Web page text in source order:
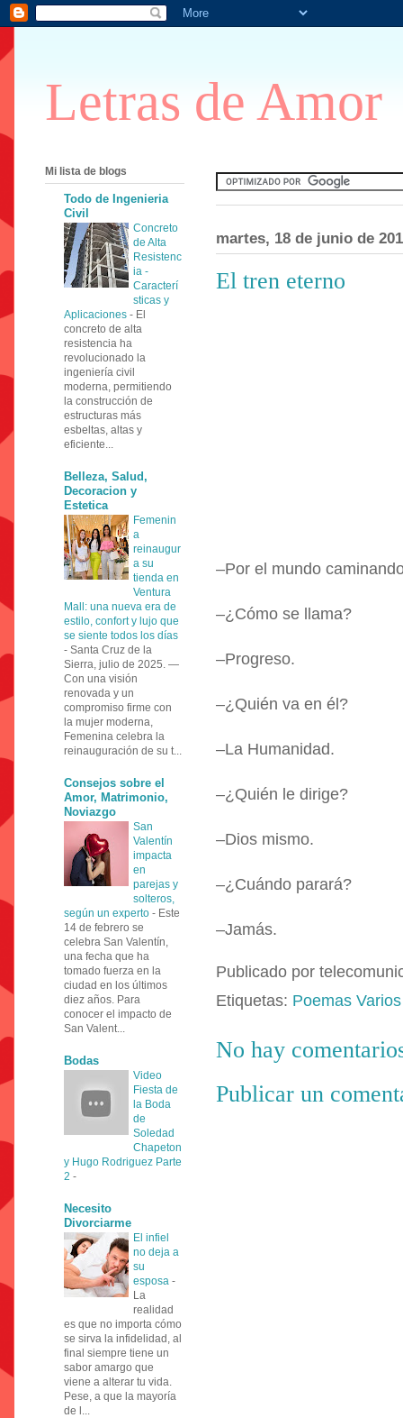
Letras de Amor
martes, 18 de junio de
El tren eterno
–Por el mundo
–¿Cómo se llama?
–Progreso.
–¿Quién va en él?
–La Humanidad.
–¿Quién le dirige?
–Dios mismo.
–¿Cuándo parará?
–Jamás.
Publicado por
Etiquetas: Poemas Varios
No hay
Publicar un
Mi lista de blogs
Todo de Ingenieria
Civil
Concreto
de Alta
Resistenc
ia -
Caracterí
sticas y
Aplicaciones - El
concreto de alta
resistencia ha
revolucionado la
ingeniería civil
moderna, permitiendo
la construcción de
estructuras más
esbeltas, altas y
eficiente...
Belleza, Salud,
Decoracion y
Estetica
Femenin
a
reinaugur
a su
tienda en
Ventura
Mall: una nueva era de
estilo, confort y lujo que
se siente todos los días
- Santa Cruz de la
Sierra, julio de 2025. —
Con una visión
renovada y un
compromiso firme con
la mujer moderna,
Femenina celebra la
reinauguración de su t...
Consejos sobre el
Amor, Matrimonio,
Noviazgo
San
Valentín
impacta
en
parejas y
solteros,
según un experto - Este
14 de febrero se
celebra San Valentín,
una fecha que ha
tomado fuerza en la
ciudad en los últimos
diez años. Para
conocer el impacto de
San Valent...
Bodas
Video
Fiesta de
la Boda
de
Soledad
Chapeton
y Hugo Rodriguez Parte
2 -
Necesito
Divorciarme
El infiel
no deja a
su
esposa -
La
realidad
es que no importa cómo
se sirva la infidelidad, al
final siempre tiene un
sabor amargo que
viene a alterar tu vida.
Pese, a que la mayoría
de l...